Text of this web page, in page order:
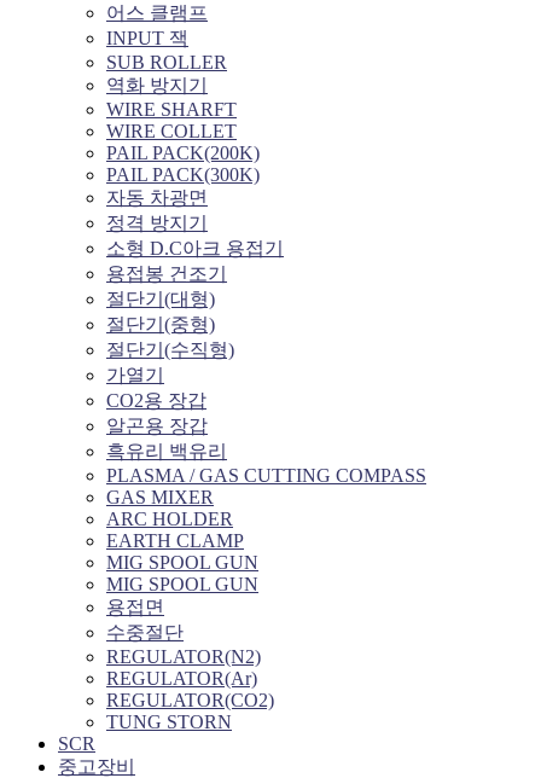
어스 클램프
INPUT 잭
SUB ROLLER
역화 방지기
WIRE SHARFT
WIRE COLLET
PAIL PACK(200K)
PAIL PACK(300K)
자동 차광면
정격 방지기
소형 D.C아크 용접기
용접봉 건조기
절단기(대형)
절단기(중형)
절단기(수직형)
가열기
CO2용 장갑
알곤용 장갑
흑유리 백유리
PLASMA / GAS CUTTING COMPASS
GAS MIXER
ARC HOLDER
EARTH CLAMP
MIG SPOOL GUN
MIG SPOOL GUN
용접면
수중절단
REGULATOR(N2)
REGULATOR(Ar)
REGULATOR(CO2)
TUNG STORN
SCR
중고장비